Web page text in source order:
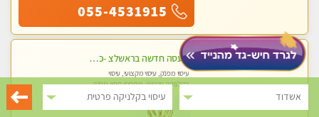
אשדוד עיסוי בקלניקה פרטית
055-4531915
מעסה חדשה בראשלצ -כל סוגי העיסויים מעסה מקצועית ואיכותית פרטי!!!מומלץ לחלוטין!!
עיסוי מפנק, עיסוי מקצועי, עיסוי
בקלניקה פרטית, מתחמי ספא מפנק,
עיסוי טנטרה